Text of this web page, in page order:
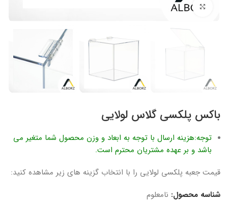
برای بزرگنمایی کلیک کنید
باکس پلکسی گلاس لولایی
توجه:هزینه ارسال با توجه به ابعاد و وزن محصول شما متغیر می
باشد و بر عهده مشتریان محترم است.
قیمت جعبه پلکسی لولایی را با انتخاب گزینه های زیر مشاهده کنید:
شناسه محصول: نامعلوم